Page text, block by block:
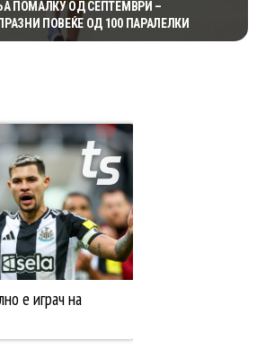
ПОМАЛКУ ОД СЕПТЕМВРИ –
ПОВЕЌЕ ОД 100 ПАРАЛЕЛКИ